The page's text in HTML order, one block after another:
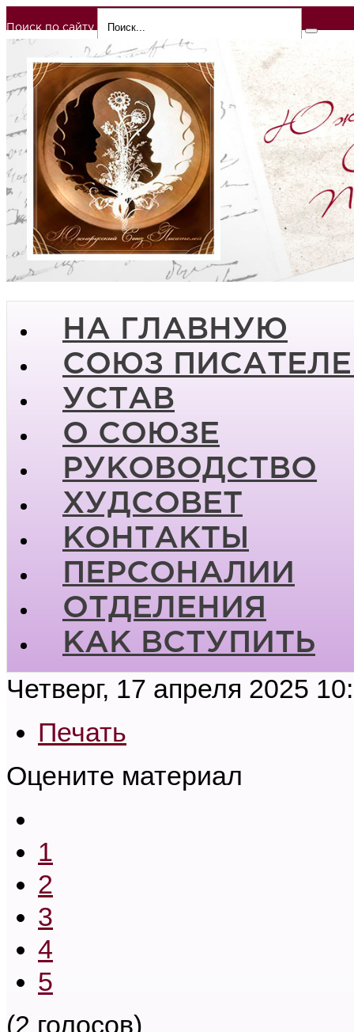
Поиск по сайту
НА ГЛАВНУЮ
СОЮЗ
УСТАВ
О СОЮЗЕ
РУКОВОДСТВО
ХУДСОВЕТ
КОНТАКТЫ
ПЕРСОНАЛИИ
ОТДЕЛЕНИЯ
КАК ВСТУПИТЬ
Четверг, 17 апреля 2025
Печать
Оцените материал
1
2
3
4
5
(2 голосов)